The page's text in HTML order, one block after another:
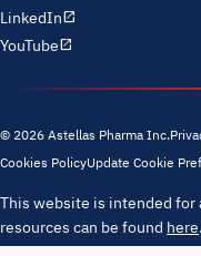
LinkedInopen_in_new
YouTubeopen_in_new
© 2026 Astellas Pharma Inc.
Cookies PolicyUpdate Cookie
This website is intended for
resources can be found here.